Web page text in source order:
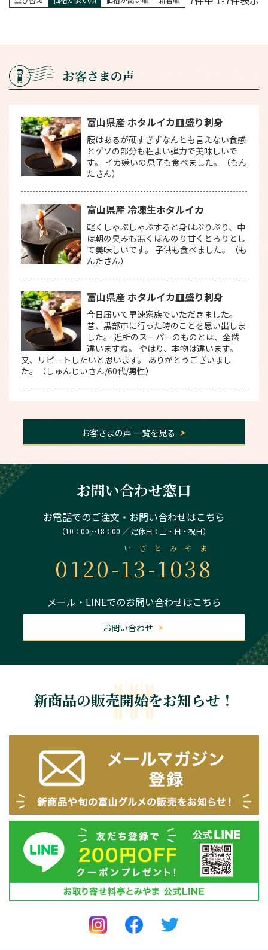
お客さまの声
富山県産 ホタルイカ皿盛り刺身
腰はあるが硬すぎずなんとも言えない食感
とゲソの部分も程よい弾力で美味しいで
す。 イカ嫌いの息子も食べました。（もん
たさん）
富山県産 冷凍生ホタルイカ
軽くしゃぶしゃぶすると身はぷりぷり、中
は朝の臭みも無くほんのり甘くとろりとし
て美味しいです。 子供も食べました。（も
んたさん）
富山県産 ホタルイカ皿盛り刺身
今日届いて早速家族でいただきました。
昔、黒部市に行った時のことを思い出しま
した。 近所のスーパーのものとは、全然
違いますね。 やはり、本物は違います。
又、リピートしたいと思います。 ありがとうございまし
た。（しゅんじいさん/60代/男性）
お客さまの声 一覧を見る
お問い合わせ窓口
お電話でのご注文・お問い合わせはこちら
（10：00～18：00 ／ 定休日：土・日・祝日）
0120-13-1038
いざとみやま
メール・LINEでのお問い合わせはこちら
お問い合わせ
新商品の販売開始をお知らせ！